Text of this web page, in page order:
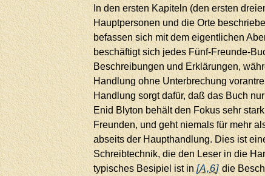
In den ersten Kapiteln (den ersten
Hauptpersonen und die Orte
befassen sich mit dem eigentlichen
beschäftigt sich jedes Fünf-Freunde-
Beschreibungen und Erklärungen,
Handlung ohne Unterbrechung
Handlung sorgt dafür, daß das Buch
Enid Blyton behält den Fokus sehr
Freunden, und geht niemals für mehr
abseits der Haupthandlung. Dies ist
Schreibtechnik, die den Leser in die
typisches Besipiel ist in[A,6]die